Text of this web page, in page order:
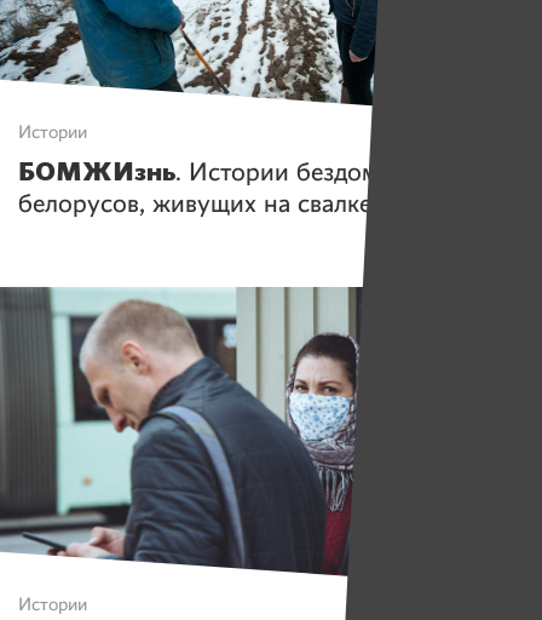
Истории
БОМЖИзнь. Истории бездомных
белорусов, живущих на свалке и в столице
Истории